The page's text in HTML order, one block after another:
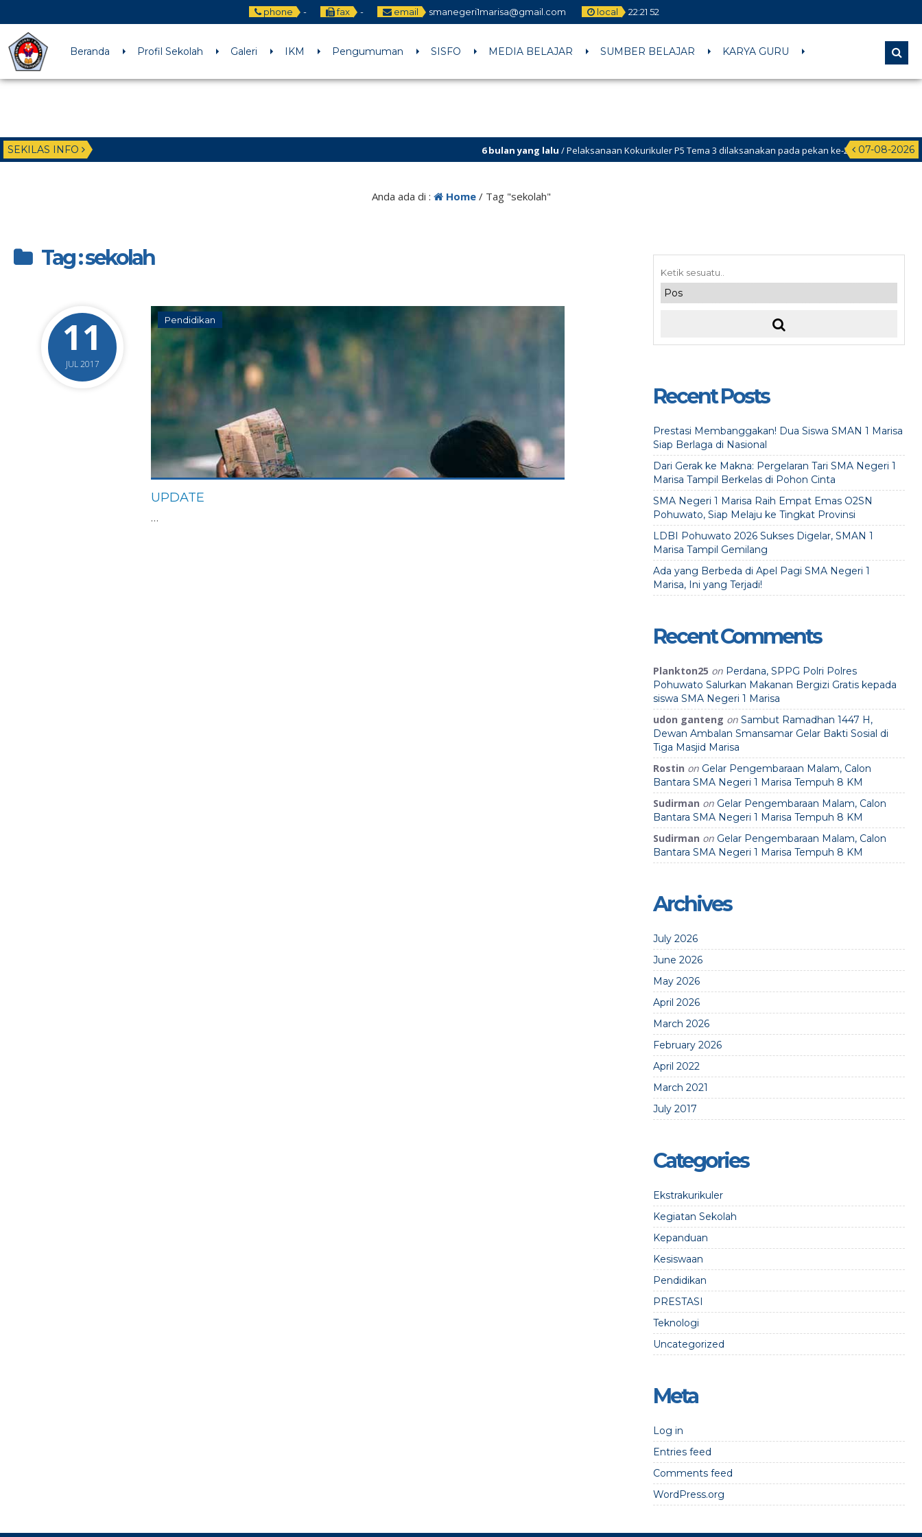
phone - fax - email smanegeri1marisa@gmail.com local 22:21 53
Beranda Profil Sekolah Galeri IKM Pengumuman SISFO MEDIA BELAJAR SUMBER BELAJAR KARYA GURU
SEKILAS INFO 07-08-2026
6 bulan yang lalu/ Pelaksanaan Kokurikuler P5 Tema 3 dilaksanakan pada pekan ke-2 Februari 2026 s.d ke-1
Anda ada di : Home/ Tag "sekolah"
Tag : sekolah
11
JUL 2017
Pendidikan
UPDATE
…
Recent Posts
Prestasi Membanggakan! Dua Siswa SMAN 1 Marisa
Siap Berlaga di Nasional
Dari Gerak ke Makna: Pergelaran Tari SMA Negeri 1
Marisa Tampil Berkelas di Pohon Cinta
SMA Negeri 1 Marisa Raih Empat Emas O2SN
Pohuwato, Siap Melaju ke Tingkat Provinsi
LDBI Pohuwato 2026 Sukses Digelar, SMAN 1
Marisa Tampil Gemilang
Ada yang Berbeda di Apel Pagi SMA Negeri 1
Marisa, Ini yang Terjadi!
Recent Comments
Plankton25 on Perdana, SPPG Polri Polres
Pohuwato Salurkan Makanan Bergizi Gratis kepada
siswa SMA Negeri 1 Marisa
udon ganteng on Sambut Ramadhan 1447 H,
Dewan Ambalan Smansamar Gelar Bakti Sosial di
Tiga Masjid Marisa
Rostin on Gelar Pengembaraan Malam, Calon
Bantara SMA Negeri 1 Marisa Tempuh 8 KM
Sudirman on Gelar Pengembaraan Malam, Calon
Bantara SMA Negeri 1 Marisa Tempuh 8 KM
Sudirman on Gelar Pengembaraan Malam, Calon
Bantara SMA Negeri 1 Marisa Tempuh 8 KM
Archives
July 2026
June 2026
May 2026
April 2026
March 2026
February 2026
April 2022
March 2021
July 2017
Categories
Ekstrakurikuler
Kegiatan Sekolah
Kepanduan
Kesiswaan
Pendidikan
PRESTASI
Teknologi
Uncategorized
Meta
Log in
Entries feed
Comments feed
WordPress.org